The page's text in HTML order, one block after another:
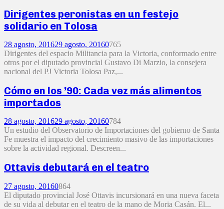
Dirigentes peronistas en un festejo
solidario en Tolosa
28 agosto, 201629 agosto, 20160765
Dirigentes del espacio Militancia para la Victoria, conformado entre
otros por el diputado provincial Gustavo Di Marzio, la consejera
nacional del PJ Victoria Tolosa Paz,...
Cómo en los ’90: Cada vez más alimentos
importados
28 agosto, 201629 agosto, 20160784
Un estudio del Observatorio de Importaciones del gobierno de Santa
Fe muestra el impacto del crecimiento masivo de las importaciones
sobre la actividad regional. Descreen...
Ottavis debutará en el teatro
27 agosto, 20160864
El diputado provincial José Ottavis incursionará en una nueva faceta
de su vida al debutar en el teatro de la mano de Moria Casán. El...